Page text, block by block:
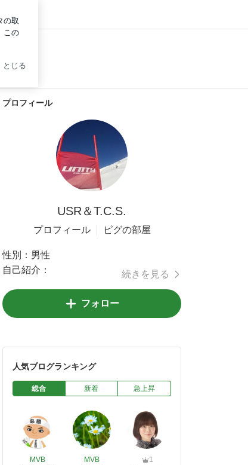
プロフィール
USR＆T.C.S.
プロフィール ピグの部屋
性別： 男性
自己紹介：
続きを見る
フォロー
人気ブログランキング
総合 新着 急上昇
MVB
MVB
1